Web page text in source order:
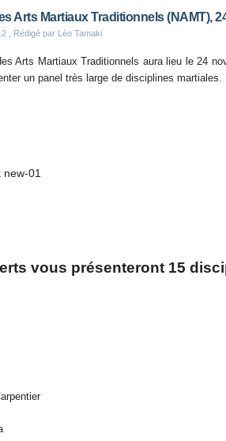
Arts Martiaux Traditionnels (NAMT),
, Rédigé par Léo Tamaki
Arts Martiaux Traditionnels aura lieu le 24
un panel très large de disciplines martiales.
vous présenteront 15